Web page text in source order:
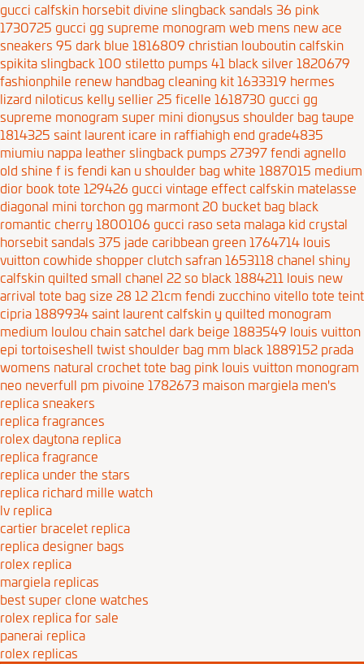
gucci calfskin horsebit divine slingback sandals 36 pink
1730725 gucci gg supreme monogram web mens new ace
sneakers 95 dark blue 1816809 christian louboutin calfskin
spikita slingback 100 stiletto pumps 41 black silver 1820679
fashionphile renew handbag cleaning kit 1633319 hermes
lizard niloticus kelly sellier 25 ficelle 1618730 gucci gg
supreme monogram super mini dionysus shoulder bag taupe
1814325 saint laurent icare in raffiahigh end grade4835
miumiu nappa leather slingback pumps 27397fendi agnello
old shine f is fendi kan u shoulder bag white 1887015 medium
dior book tote 129426 gucci vintage effect calfskin matelasse
diagonal mini torchon gg marmont 20 bucket bag black
romantic cherry 1800106 gucci raso seta malaga kid crystal
horsebit sandals 375 jade caribbean green 1764714 louis
vuitton cowhide shopper clutch safran 1653118 chanel shiny
calfskin quilted small chanel 22 so black 1884211 louis new
arrival tote bag size 28 12 21cm fendi zucchino vitello tote teint
cipria 1889934saint laurent calfskin y quilted monogram
medium loulou chain satchel dark beige 1883549 louis vuitton
epi tortoiseshell twist shoulder bag mm black 1889152 prada
womens natural crochet tote bag pink louis vuitton monogram
neo neverfull pm pivoine 1782673 maison margiela men's
replica sneakers
replica fragrances
rolex daytona replica
replica fragrance
replica under the stars
replica richard mille watch
lv replica
cartier bracelet replica
replica designer bags
rolex replica
margiela replicas
best super clone watches
rolex replica for sale
panerai replica
rolex replicas